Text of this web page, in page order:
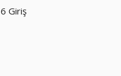
Giriş